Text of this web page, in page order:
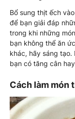
Bổ sung thịt ếch
để bạn giải đáp
trong khi những
bạn không thể ăn
khác, hãy sáng tạo.
bạn có tăng cân
Cách làm món